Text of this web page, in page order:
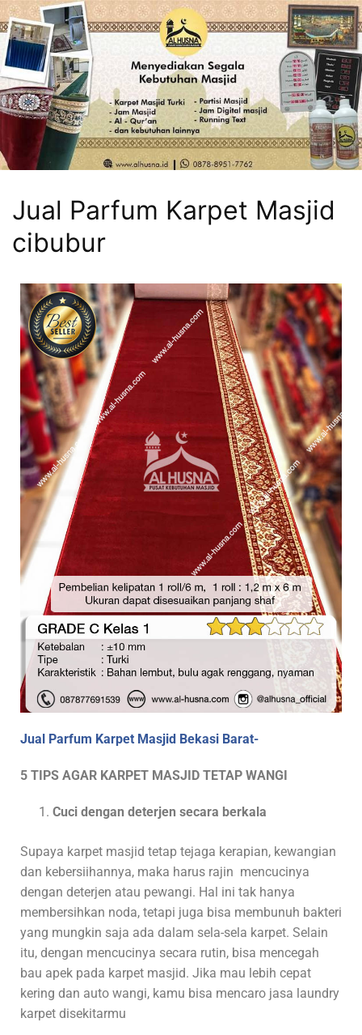
Jual Parfum Karpet Masjid
cibubur
Jual Parfum Karpet Masjid Bekasi Barat-
5 TIPS AGAR KARPET MASJID TETAP WANGI
Cuci dengan deterjen secara berkala
Supaya karpet masjid tetap tejaga kerapian, kewangian
dan kebersiihannya, maka harus rajin mencucinya
dengan deterjen atau pewangi. Hal ini tak hanya
membersihkan noda, tetapi juga bisa membunuh bakteri
yang mungkin saja ada dalam sela-sela karpet. Selain
itu, dengan mencucinya secara rutin, bisa mencegah
bau apek pada karpet masjid. Jika mau lebih cepat
kering dan auto wangi, kamu bisa mencaro jasa laundry
karpet disekitarmu